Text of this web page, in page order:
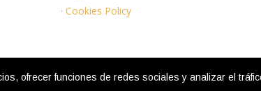
·Cookies Policy
ofrecer funciones de redes sociales y analizar el